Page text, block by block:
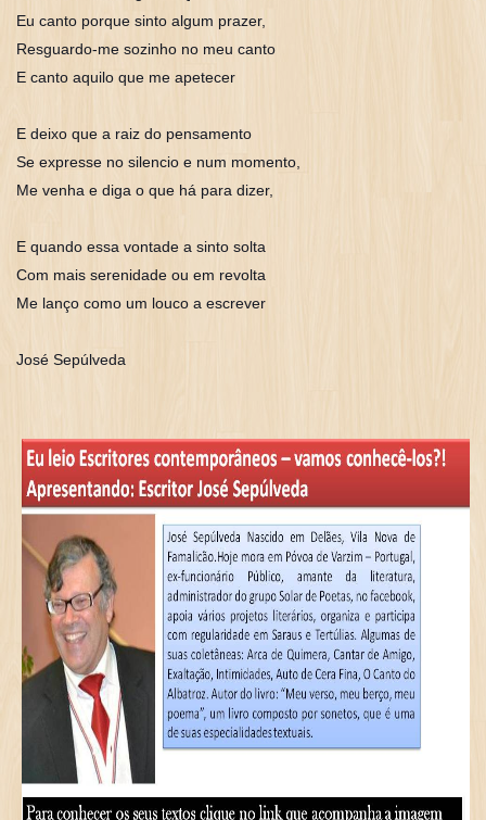
Eu canto porque sinto algum prazer,
Resguardo-me sozinho no meu canto
E canto aquilo que me apetecer
E deixo que a raiz do pensamento
Se expresse no silencio e num momento,
Me venha e diga o que há para dizer,
E quando essa vontade a sinto solta
Com mais serenidade ou em revolta
Me lanço como um louco a escrever
José Sepúlveda